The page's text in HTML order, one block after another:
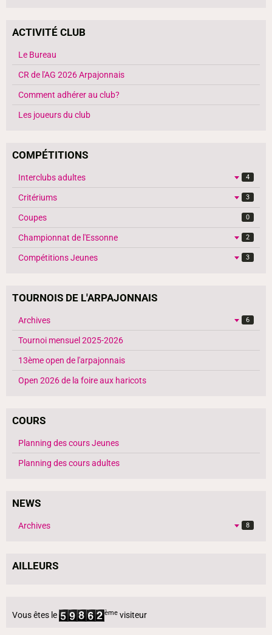
ACTIVITÉ CLUB
Le Bureau
CR de l'AG 2026 Arpajonnais
Comment adhérer au club?
Les joueurs du club
COMPÉTITIONS
Interclubs adultes 4
Critériums 3
Coupes 0
Championnat de l'Essonne 2
Compétitions Jeunes 3
TOURNOIS DE L'ARPAJONNAIS
Archives 6
Tournoi mensuel 2025-2026
13ème open de l'arpajonnais
Open 2026 de la foire aux haricots
COURS
Planning des cours Jeunes
Planning des cours adultes
NEWS
Archives 8
AILLEURS
Vous êtes le ème visiteur